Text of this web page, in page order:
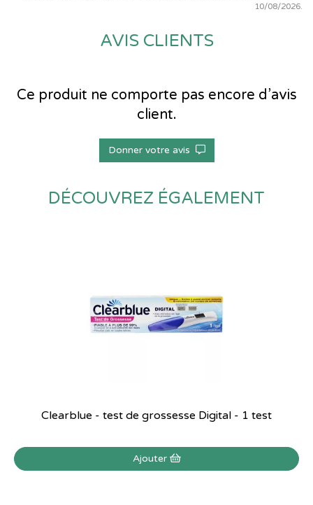
10/08/2026.
AVIS CLIENTS
Ce produit ne comporte pas encore d’avis
client.
Donner votre avis
DÉCOUVREZ ÉGALEMENT
Clearblue - test de grossesse Digital - 1 test
Ajouter